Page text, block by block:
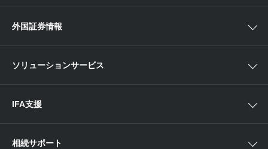
ラップサービス
新商品情報
各種お手続き
便利なサービス
当社サービスのご利用にあたって
近畿
外国証券情報
ソリューションサービス
IFA支援
相続サポート